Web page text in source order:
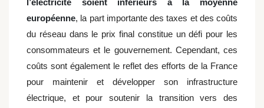
l’électricité soient inférieurs à la moyenne
européenne, la part importante des taxes et des coûts
du réseau dans le prix final constitue un défi pour les
consommateurs et le gouvernement. Cependant, ces
coûts sont également le reflet des efforts de la France
pour maintenir et développer son infrastructure
électrique, et pour soutenir la transition vers des